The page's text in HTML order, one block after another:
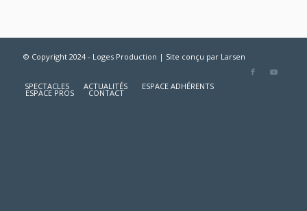
© Copyright 2024 - Loges Production | Site conçu par Larsen
SPECTACLES ACTUALITÉS ESPACE ADHÉRENTS
ESPACE PROS CONTACT